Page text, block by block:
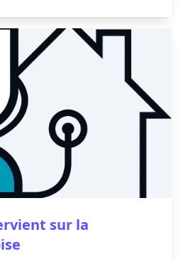
sur la